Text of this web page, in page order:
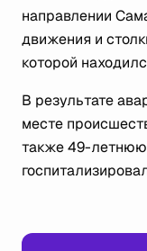
направлении
движения и
которой
В результате
месте
также 49-летнюю